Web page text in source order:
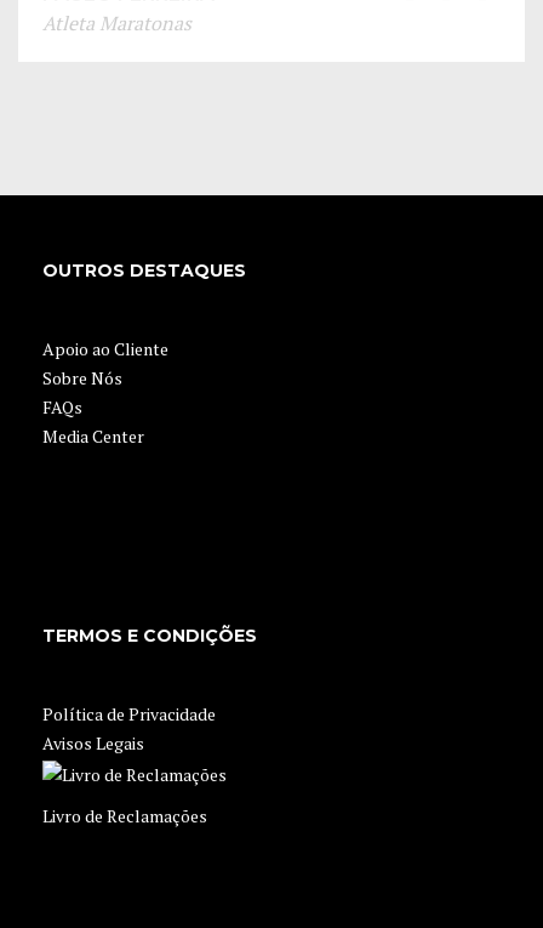
Atleta Maratonas
OUTROS DESTAQUES
Apoio ao Cliente
Sobre Nós
FAQs
Media Center
TERMOS E CONDIÇÕES
Política de Privacidade
Avisos Legais
Livro de Reclamações